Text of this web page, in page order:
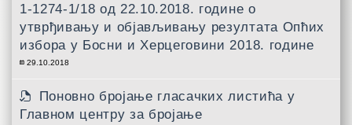
1-1274-1/18 од 22.10.2018. године о
утврђивању и објављивању резултата Опћих
избора у Босни и Херцеговини 2018. године
29.10.2018
Поновно бројање гласачких листића у
Главном центру за бројање